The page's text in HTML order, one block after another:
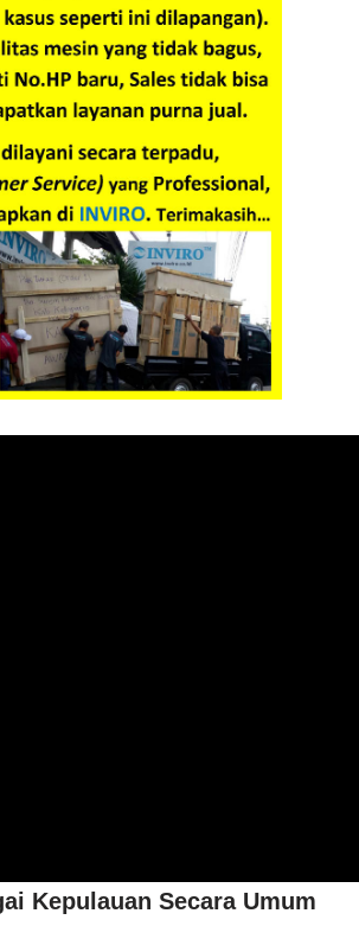
Kepulauan Secara Umum